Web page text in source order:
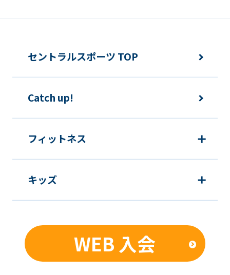
メンバーは、住所または連絡先等に変更
各種届出制度について
提
限
効
翌月1日から
セントラルスポーツ TOP
Catch up!
フィットネス
キッズ
WEB 入会